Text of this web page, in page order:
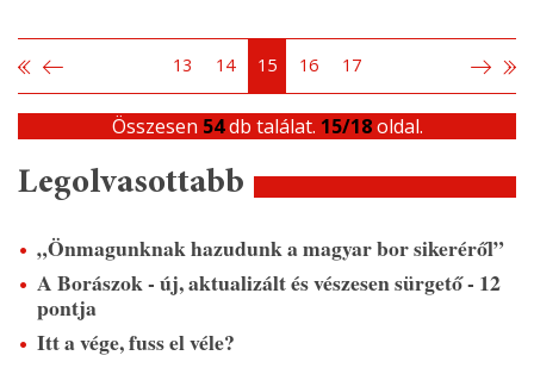
13 14 15 16 17
Összesen 54db találat. 15/18oldal.
Legolvasottabb
„Önmagunknak hazudunk a magyar bor sikeréről”
A Borászok - új, aktualizált és vészesen sürgető - 12
pontja
Itt a vége, fuss el véle?